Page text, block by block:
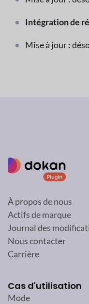
Intégration de
Mise à jour :
À propos de nous
Actifs de marque
Journal des
Nous contacter
Carrière
Cas d'utilisation
Mode